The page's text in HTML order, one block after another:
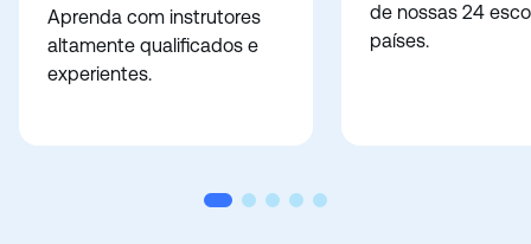
Aprenda com instrutores
altamente qualificados e
experientes.
de nossas 24
países.